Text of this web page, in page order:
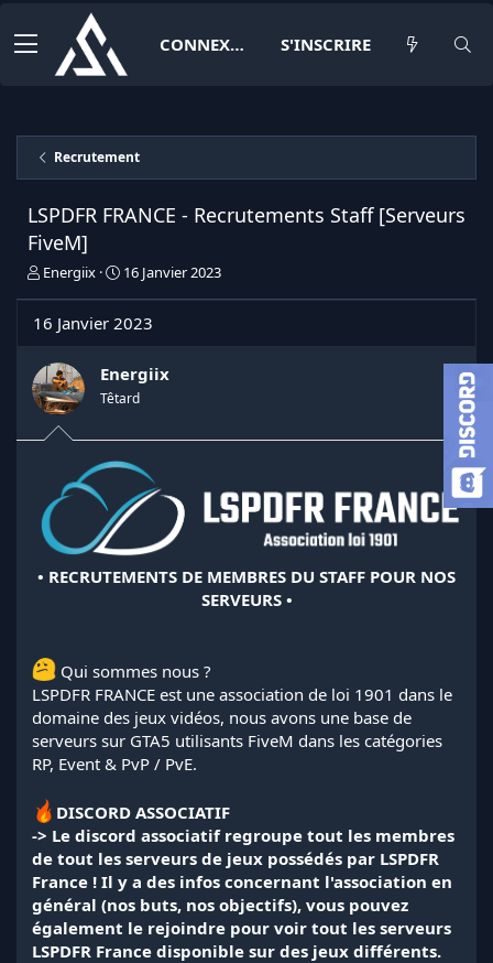
CONNEXION S'INSCRIRE
Recrutement
LSPDFR FRANCE - Recrutements Staff [Serveurs
FiveM]
I
t
a
t
e
u
l
a
d
s
i
o
n
Energiix
D
e
e
é
t
16 Janvier 2023
16 Janvier 2023
Energiix
Têtard
• RECRUTEMENTS DE MEMBRES DU STAFF POUR NOS
SERVEURS •
Qui sommes nous ?
LSPDFR FRANCE est une association de loi 1901 dans le
domaine des jeux vidéos, nous avons une base de
serveurs sur GTA5 utilisants FiveM dans les catégories
RP, Event & PvP / PvE.
DISCORD ASSOCIATIF
-> Le discord associatif regroupe tout les membres
de tout les serveurs de jeux possédés par LSPDFR
France ! Il y a des infos concernant l'association en
général (nos buts, nos objectifs), vous pouvez
également le rejoindre pour voir tout les serveurs
LSPDFR France disponible sur des jeux différents.